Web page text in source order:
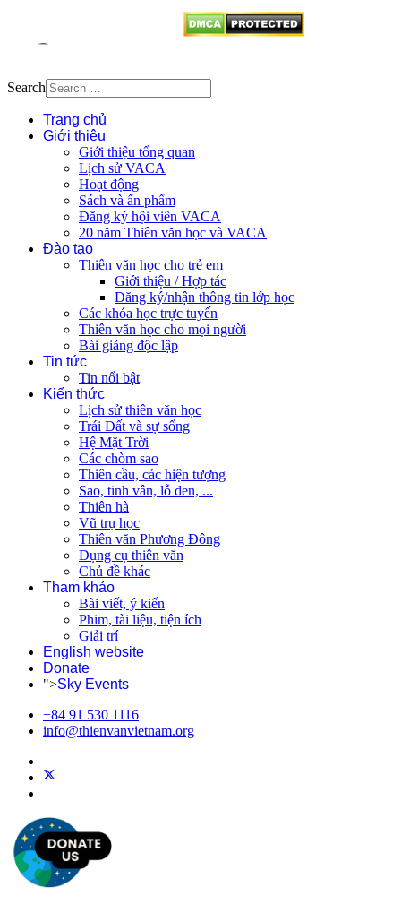
Search
Trang chủ
Giới thiệu
Giới thiệu tổng quan
Lịch sử VACA
Hoạt động
Sách và ấn phẩm
Đăng ký hội viên VACA
20 năm Thiên văn học và VACA
Đào tạo
Thiên văn học cho trẻ em
Giới thiệu / Hợp tác
Đăng ký/nhận thông tin lớp học
Các khóa học trực tuyến
Thiên văn học cho mọi người
Bài giảng độc lập
Tin tức
Tin nổi bật
Kiến thức
Lịch sử thiên văn học
Trái Đất và sự sống
Hệ Mặt Trời
Các chòm sao
Thiên cầu, các hiện tượng
Sao, tinh vân, lỗ đen, ...
Thiên hà
Vũ trụ học
Thiên văn Phương Đông
Dụng cụ thiên văn
Chủ đề khác
Tham khảo
Bài viết, ý kiến
Phim, tài liệu, tiện ích
Giải trí
English website
Donate
">Sky Events
+84 91 530 1116
info@thienvanvietnam.org